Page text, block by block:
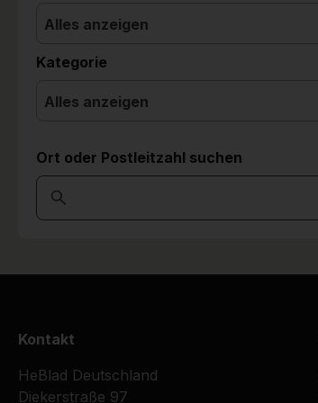
Alles anzeigen
Kategorie
Alles anzeigen
Ort oder Postleitzahl suchen
Kontakt
HeBlad Deutschland
Diekerstraße 97